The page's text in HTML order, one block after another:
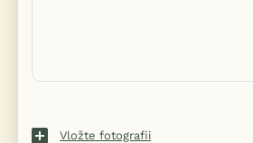
Vložte fotografii